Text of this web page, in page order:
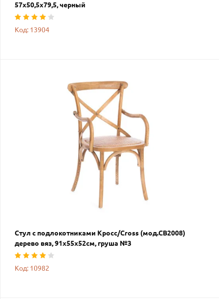
57х50,5х79,5, черный
Код: 13904
Стул с подлокотниками Кросс/Cross (мод.CB2008)
дерево вяз, 91х55х52см, груша №3
Код: 10982